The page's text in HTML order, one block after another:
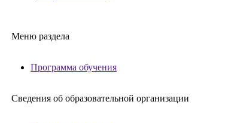
Меню раздела
Программа обучения
Сведения об образовательной организации